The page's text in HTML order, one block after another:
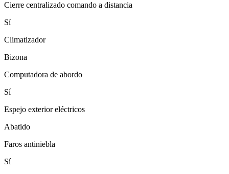
Cierre centralizado comando a distancia
Sí
Climatizador
Bizona
Computadora de abordo
Sí
Espejo exterior eléctricos
Abatido
Faros antiniebla
Sí